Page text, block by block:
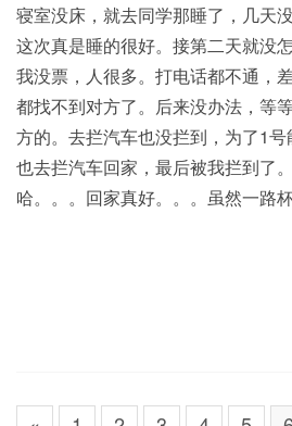
寝室没床，就去同学那睡了，几天
这次真是睡的很好。接第二天就没
我没票，人很多。打电话都不通，
都找不到对方了。后来没办法，等
方的。去拦汽车也没拦到，为了1
也去拦汽车回家，最后被我拦到了
哈。。。回家真好。。。虽然一路杯